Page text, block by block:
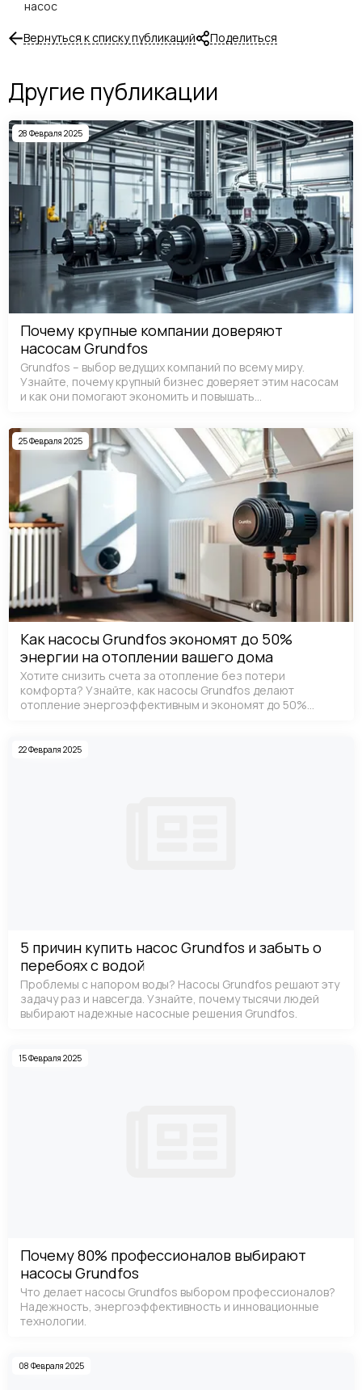
насос
Вернуться к списку публикаций Поделиться
Другие публикации
28 Февраля 2025
Почему крупные компании доверяют
насосам Grundfos
Grundfos – выбор ведущих компаний по всему миру.
Узнайте, почему крупный бизнес доверяет этим насосам
и как они помогают экономить и повышать
25 Февраля 2025
Как насосы Grundfos экономят до 50%
энергии на отоплении вашего дома
Хотите снизить счета за отопление без потери
комфорта? Узнайте, как насосы Grundfos делают
отопление энергоэффективным и экономят до 50%
22 Февраля 2025
5 причин купить насос Grundfos и забыть о
перебоях с водой
Проблемы с напором воды? Насосы Grundfos решают эту
задачу раз и навсегда. Узнайте, почему тысячи людей
выбирают надежные насосные решения Grundfos.
15 Февраля 2025
Почему 80% профессионалов выбирают
насосы Grundfos
Что делает насосы Grundfos выбором профессионалов?
Надежность, энергоэффективность и инновационные
технологии.
08 Февраля 2025